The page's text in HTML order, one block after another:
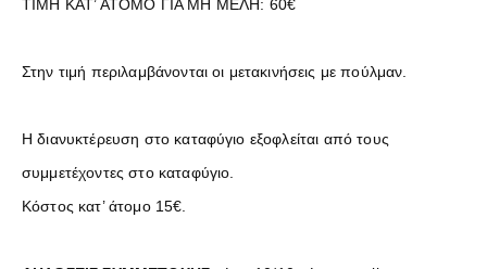
ΤΙΜΗ ΚΑΤ’ ΑΤΟΜΟ ΓΙΑ ΜΗ ΜΕΛΗ: 60€
Στην τιμή περιλαμβάνονται οι μετακινήσεις με πούλμαν.
Η διανυκτέρευση στο καταφύγιο εξοφλείται από τους
συμμετέχοντες στο καταφύγιο.
Κόστος κατ’ άτομο 15€.